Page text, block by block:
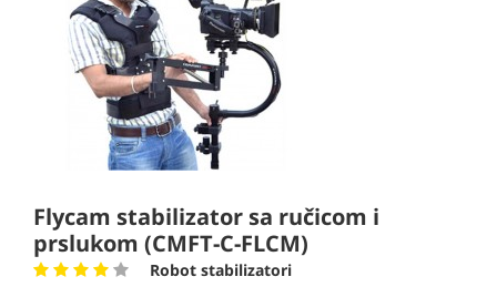
Flycam stabilizator sa ručicom i
prslukom (CMFT-C-FLCM)
Robot stabilizatori